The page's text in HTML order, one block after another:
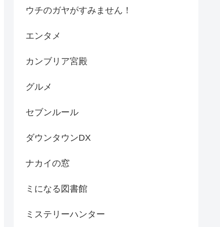
ウチのガヤがすみません！
エンタメ
カンブリア宮殿
グルメ
セブンルール
ダウンタウンDX
ナカイの窓
ミになる図書館
ミステリーハンター